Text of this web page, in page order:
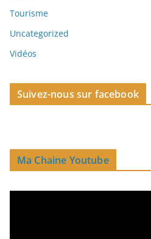
Tourisme
Uncategorized
Vidéos
Suivez-nous sur facebook
Ma Chaine Youtube